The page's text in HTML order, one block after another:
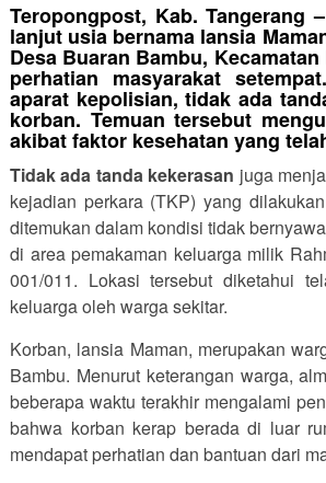
Teropongpost, Kab. Tangerang
lanjut usia bernama lansia
Desa Buaran Bambu,
perhatian masyarakat
aparat kepolisian,tidak ada
korban. Temuan tersebut
akibat faktor kesehatan yang
Tidak ada tanda kekerasan juga
kejadian perkara (TKP) yang
ditemukan dalam kondisi tidak
di area pemakaman keluarga milik
001/011. Lokasi tersebut diketahui
keluarga oleh warga sekitar.
Korban, lansia Maman, merupakan
Bambu. Menurut keterangan warga,
beberapa waktu terakhir mengalami
bahwa korban kerap berada di luar
mendapat perhatian dan bantuan dari